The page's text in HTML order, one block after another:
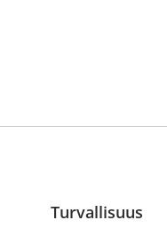
Turvallisuus